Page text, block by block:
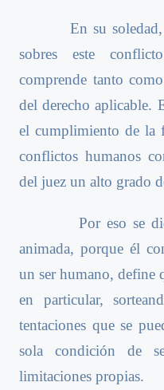
En su soledad, el
sobres este
comprende tanto
del derecho aplicable.
el cumplimiento de la
conflictos humanos
del juez un alto grado
Por eso se dice
animada, porque él
un ser humano, define
en particular,
tentaciones que se
sola condición de
limitaciones propias.